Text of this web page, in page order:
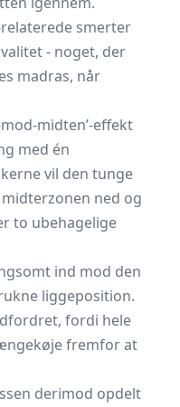
smerter
- noget, der
madras, når
midten’-effekt
med én
vil den tunge
ned og
to ubehagelige
ind mod den
liggeposition.
fordi hele
fremfor at
derimod opdelt